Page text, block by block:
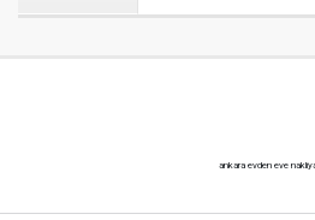
ankara evden eve